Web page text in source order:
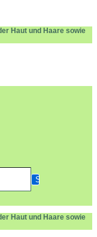
Haut und Haare sowie
Haut und Haare sowie